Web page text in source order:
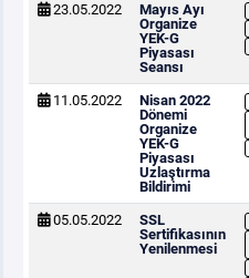
23.05.2022
Mayıs Ayı
Organize
YEK-G
Piyasası
Seansı
11.05.2022
Nisan 2022
Dönemi
Organize
YEK-G
Piyasası
Uzlaştırma
Bildirimi
05.05.2022
SSL
Sertifikasının
Yenilenmesi